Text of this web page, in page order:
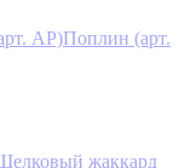
AP)Поплин (арт.
жаккард